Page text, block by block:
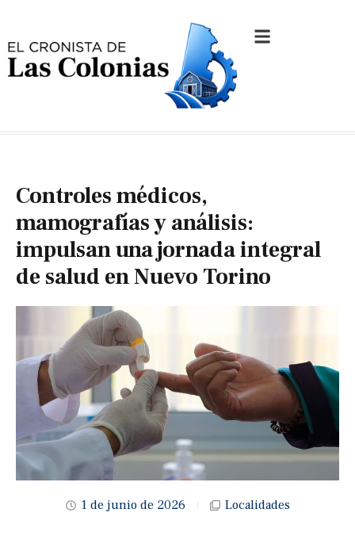
Controles médicos,
mamografías y análisis:
impulsan una jornada integral
de salud en Nuevo Torino
1 de junio de 2026 Localidades